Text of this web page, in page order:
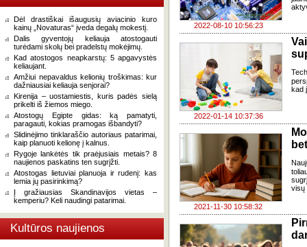
Dėl drastiškai išaugusių aviacinio kuro
kainų „Novaturas“ įveda degalų mokestį.
Dalis gyventojų keliauja atostogauti
turėdami skolų bei pradelstų mokėjimų.
Kad atostogos neapkarstų: 5 apgavystės
keliaujant.
Amžiui nepavaldus kelionių troškimas: kur
dažniausiai keliauja senjorai?
Kirenija – uostamiestis, kuris padės sielą
prikelti iš žiemos miego.
Atostogų Egipte gidas: ką pamatyti,
paragauti, kokias pramogas išbandyti?
Slidinėjimo tinklaraščio autoriaus patarimai,
kaip planuoti kelionę į kalnus.
Rygoje lankėtės tik praėjusiais metais? 8
naujienos paskatins ten sugrįžti.
Atostogas lietuviai planuoja ir rudenį: kas
lemia jų pasirinkimą?
Į gražiausias Skandinavijos vietas –
kemperiu? Keli naudingi patarimai.
Kultūros naujienos
2022-08-10 10:56:23
2022-01-14 10:37:36
kad
2021-11-30 10:58:32
visų